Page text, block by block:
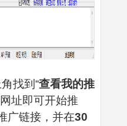
找到“查看我的推
址即可开始推
广链接，并在30